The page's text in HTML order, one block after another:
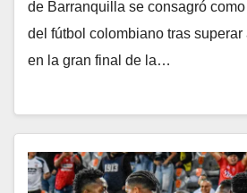
de Barranquilla se consagró
del fútbol colombiano tras superar
en la gran final de la…